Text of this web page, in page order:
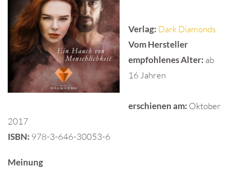
Verlag: Dark Diamonds
Vom Hersteller
empfohlenes Alter: ab
16 Jahren
erschienen am: Oktober
2017
ISBN: 978-3-646-30053-6
Meinung